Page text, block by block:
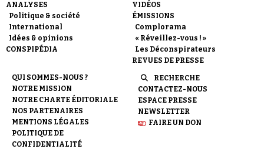
ANALYSES
Politique & société
International
Idées & opinions
CONSPIPÉDIA
VIDÉOS
ÉMISSIONS
Complorama
« Réveillez-vous ! »
Les Déconspirateurs
REVUES DE PRESSE
QUI SOMMES-NOUS ?
NOTRE MISSION
NOTRE CHARTE ÉDITORIALE
NOS PARTENAIRES
MENTIONS LÉGALES
POLITIQUE DE
CONFIDENTIALITÉ
RECHERCHE
CONTACTEZ-NOUS
ESPACE PRESSE
NEWSLETTER
FAIRE UN DON